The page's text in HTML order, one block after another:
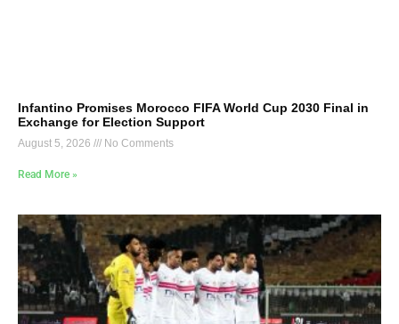
Infantino Promises Morocco FIFA World Cup 2030 Final in
Exchange for Election Support
August 5, 2026 No Comments
Read More »